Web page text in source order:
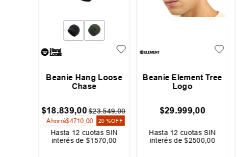
Beanie Hang Loose
Chase
$18.839,00 $23.549,00
Ahorrá$4710 ,00 20 %OFF
Hasta 12 cuotas SIN
interés de$1570 ,00
Beanie Element Tree
Logo
$29.999,00
Hasta 12 cuotas SIN
interés de$2500 ,00